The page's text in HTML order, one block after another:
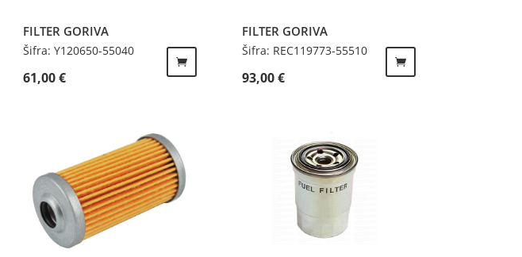
FILTER GORIVA
Šifra: Y120650-55040
61,00€
FILTER GORIVA
Šifra: REC119773-55510
93,00€